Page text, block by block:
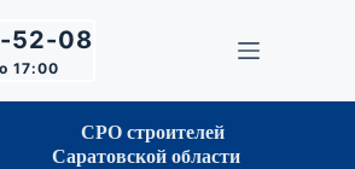
52-08
17:00
СРО строителей
Саратовской области